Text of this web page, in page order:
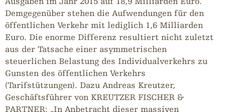
Demgegenüber stehen die Aufwendungen für den
öffentlichen Verkehr mit lediglich 1,6 Milliarden
Euro. Die enorme Differenz resultiert nicht zuletzt
aus der Tatsache einer asymmetrischen
steuerlichen Belastung des Individualverkehrs zu
Gunsten des öffentlichen Verkehrs
(Tarifstützungen). Dazu Andreas Kreutzer,
Geschäftsführer von KREUTZER FISCHER &
PARTNER: „In Anbetracht dieser massiven